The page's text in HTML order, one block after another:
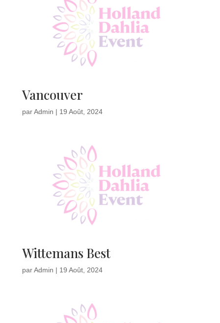
Vancouver
parAdmin | 19 Août, 2024
Wittemans Best
parAdmin | 19 Août, 2024